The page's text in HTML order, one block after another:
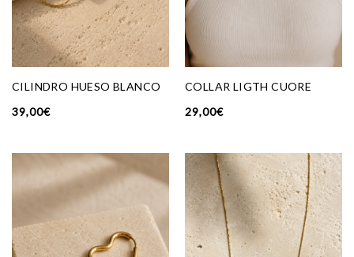
CILINDRO HUESO BLANCO
39,00€
COLLAR LIGTH CUORE
29,00€